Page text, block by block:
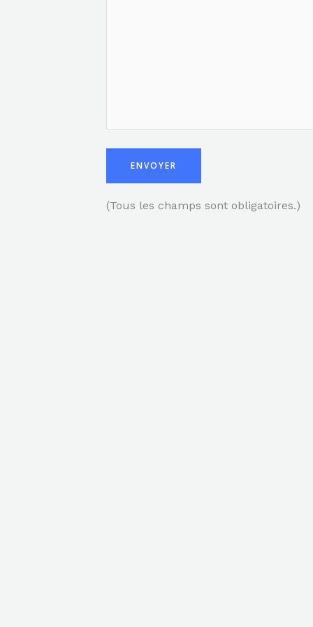
(Tous les champs sont obligatoires.)